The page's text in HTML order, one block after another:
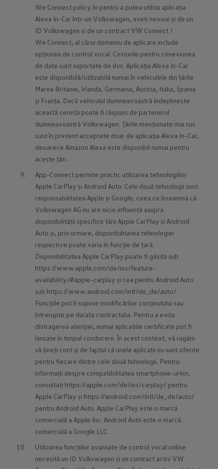
We Connect policy.In pentru a putea utiliza aplicația
Alexa In-Car într-un Volkswagen, aveți nevoie și de un
ID Volkswagen și de un contract VW Connect /
We Connect, al cărui domeniu de aplicare include
opțiunea de control vocal. Costurile pentru conexiunea
de date sunt suportate de dvs. Aplicația Alexa In-Car
este disponibilă/utilizabilă numai în vehiculele din țările
Marea Britanie, Irlanda, Germania, Austria, Italia, Spania
și Franța. Dacă vehiculul dumneavoastră îndeplinește
această cerință poate fi răspuns de partenerul
dumneavoastră Volkswagen. Țările menționate mai sus
sunt în prezent acceptate doar de aplicația Alexa In-Car,
deoarece Amazon Alexa este disponibil numai pentru
aceste țări.
App-Connect permite practic utilizarea tehnologiilor
Apple CarPlay și Android Auto. Cele două tehnologii sunt
responsabilitatea Apple și Google, ceea ce înseamnă că
Volkswagen AG nu are nicio influență asupra
disponibilității specifice țării Apple CarPlay și Android
Auto și, prin urmare, disponibilitatea tehnologiei
respective poate varia în funcție de țară.
https://www.apple.com/de/ios/feature-
availability/#apple-carplay și cea pentru Android Auto
sub https://www.android.com/intl/de_de/auto/ .
Funcțiile pot fi supuse modificărilor conținutului sau
întrerupte pe durata contractului. Pentru a evita
distragerea atenției, numai aplicațiile certificate pot fi
lansate în timpul conducerii. În acest context, vă rugăm
să țineți cont și de faptul că unele aplicații nu sunt oferite
pentru fiecare dintre cele două tehnologii. Pentru
informații despre compatibilitatea smartphone-urilor,
consultați https://apple.com/de/ios/carplay/ pentru
Apple CarPlay și https://android.com/intl/de_de/auto/
pentru Android Auto. Apple CarPlay este o marcă
comercială a Apple Inc. Android Auto este o marcă
comercială a Google LLC.
Utilizarea funcțiilor avansate de control vocal online
necesită un ID Volkswagen și un contract activ VW